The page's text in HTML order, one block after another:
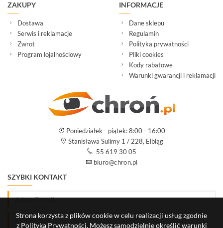
ZAKUPY
Dostawa
Serwis i reklamacje
Zwrot
Program lojalnościowy
INFORMACJE
Dane sklepu
Regulamin
Polityka prywatności
Pliki cookies
Kody rabatowe
Warunki gwarancji i reklamacji
Poniedziałek - piątek: 8:00 - 16:00
Stanisława Sulimy 1 / 228, Elbląg
55 619 30 05
SZYBKI KONTAKT
Strona korzysta z plików cookie w celu realizacji usług zgodnie
z Polityką Prywatności. Możesz samodzielnie określić warunki